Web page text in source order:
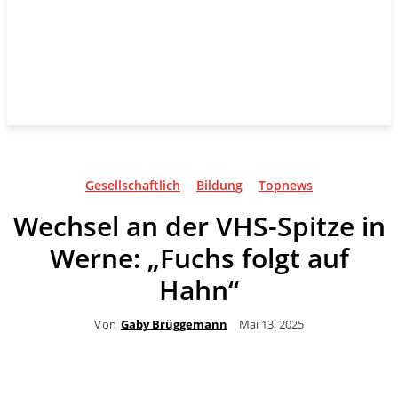
Gesellschaftlich Bildung Topnews
Wechsel an der VHS-Spitze in
Werne: „Fuchs folgt auf
Hahn“
Von Gaby Brüggemann Mai 13, 2025